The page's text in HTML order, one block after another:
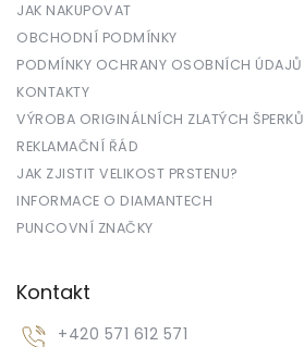
JAK NAKUPOVAT
OBCHODNÍ PODMÍNKY
PODMÍNKY OCHRANY OSOBNÍCH ÚDAJŮ
KONTAKTY
VÝROBA ORIGINÁLNÍCH ZLATÝCH
REKLAMAČNÍ ŘÁD
JAK ZJISTIT VELIKOST PRSTENU?
INFORMACE O DIAMANTECH
PUNCOVNÍ ZNAČKY
Kontakt
+420 571 612 571